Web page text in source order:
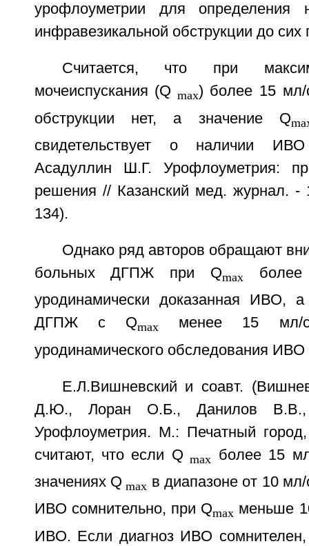
урофлоуметрии для определения
инфравезикальной обструкции до сих
Считается, что при
мочеиспускания (Q max) более 15 мл/
обструкции нет, а значение Q
свидетельствует о наличии
Асадуллин Ш.Г. Урофлоуметрия:
решения // Казанский мед. журнал.
134).
Однако ряд авторов обращают
больных ДГПЖ при Qmaxболее
уродинамически доказанная ИВО,
ДГПЖ с Qmax
менее 15 мл/с
уродинамического обследования ИВО
Е.Л.Вишневский и соавт.
Д.Ю., Лоран О.Б., Данилов В.В.,
Урофлоуметрия. М.: Печатный
считают, что если Q max более 15
значениях Q max в диапазоне от 10
ИВО сомнительно, при Qmax меньше
ИВО. Если диагноз ИВО сомнителен,